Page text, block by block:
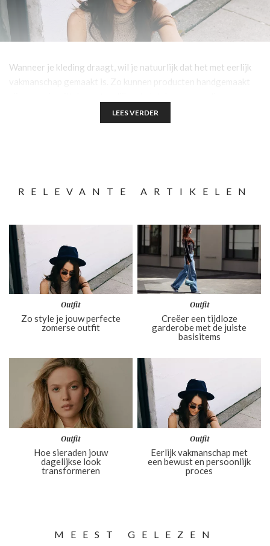
Wanneer je kleding draagt, wil je natuurlijk dat het met eerlijk
bijvoorbeeld jouw jurk heeft gemaakt hier naar behoren voor is
betaald. Maar hoe weet je of dit gebeurd? En hoe gebeurd het
LEES VERDER
RELEVANTE ARTIKELEN
Outfit
Zo style je jouw perfecte
zomerse outfit
Outfit
Creëer een tijdloze
garderobe met de juiste
basisitems
Outfit
Hoe sieraden jouw
dagelijkse look
transformeren
Outfit
Eerlijk vakmanschap met
een bewust en persoonlijk
proces
MEEST GELEZEN